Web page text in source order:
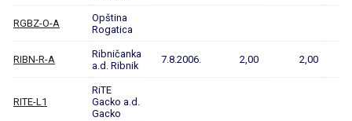
RGBZ-O-A
Opština
Rogatica
RIBN-R-A
Ribničanka
a.d. Ribnik
7.8.2006. 2,00 2,00
RITE-L1
RiTE
Gacko a.d.
Gacko